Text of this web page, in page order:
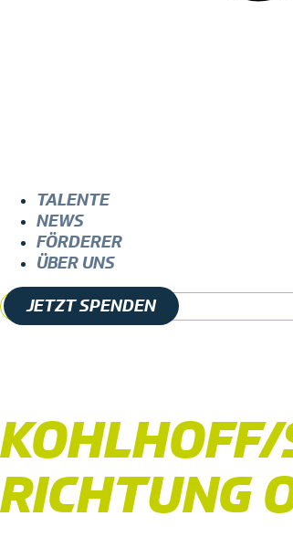
TALENTE
NEWS
FÖRDERER
ÜBER UNS
JETZT SPENDEN
RICHTUNG